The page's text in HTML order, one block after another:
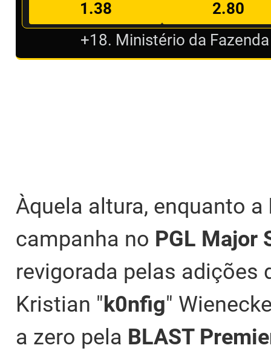
1.38
2.80
+18. Ministério da
Àquela altura, enquanto a
campanha no PGL Major
revigorada pelas adições
Kristian "k0nfig"
a zero pela BLAST